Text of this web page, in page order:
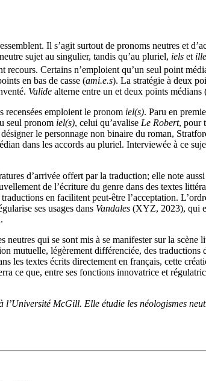
Il s’agit surtout de pronoms neutres et
sujet au singulier, tandis qu’au pluriel, iels et
recours. Certains n’emploient qu’un seul point
en bas de casse (ami.e.s). La stratégie à deux
Valide alterne entre un et deux points médians
recensées emploient le pronom iel(s). Paru en
seul pronom iel(s), celui qu’avalise Le Robert, pour
le personnage non binaire du roman,
dans les accords au pluriel. Interviewée à ce
d’arrivée offert par la traduction; elle note
de l’écriture du genre dans des textes
en facilitent peut-être l’acceptation.
ses usages dans Vandales (XYZ, 2023), qui
qui se sont mis à se manifester sur la
mutuelle, légèrement différenciée, des traductions
les textes écrits directement en français, cette
ce que, entre ses fonctions innovatrice et
l’Université McGill. Elle étudie les néologismes